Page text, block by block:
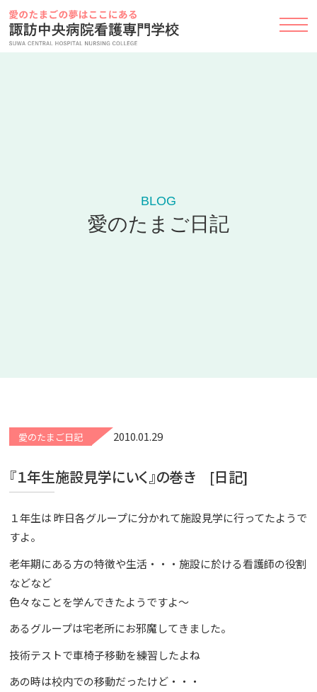
Skip
to
content
BLOG
愛のたまご日記
愛のたまご日記 2010.01.29
『１年生施設見学にいく』の巻き [日記]
１年生は 昨日各グループに分かれて施設見学に行ってたようで
すよ。
老年期にある方の特徴や生活・・・施設に於ける看護師の役割
などなど
色々なことを学んできたようですよ～
あるグループは宅老所にお邪魔してきました。
技術テストで車椅子移動を練習したよね
あの時は校内での移動だったけど・・・